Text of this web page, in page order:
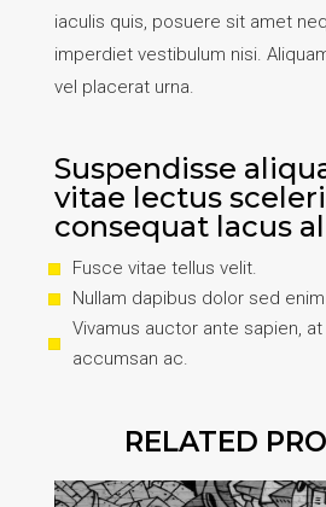
iaculis quis, posuere sit amet
imperdiet vestibulum nisi.
vel placerat urna.
Suspendisse
vitae lectus
consequat lacus
Fusce vitae tellus velit.
Nullam dapibus dolor sed
Vivamus auctor ante sapien,
accumsan ac.
RELATED